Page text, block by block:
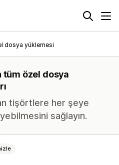
dosya yüklemesi
özel dosya
tişörtlere her şeye
sağlayın.